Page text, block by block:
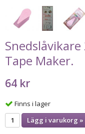
Tape Maker.
64 kr
Finns i lager
Lägg i varukorg »